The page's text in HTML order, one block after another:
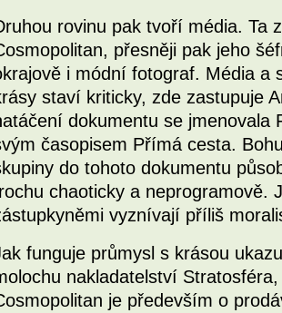
rovinu pak tvoří média. Ta
přesněji pak jeho
i módní fotograf. Média a
staví kriticky, zde zastupuje
dokumentu se jmenovala
časopisem Přímá cesta.
do tohoto dokumentu
chaoticky a neprogramově.
vyznívají příliš
funguje průmysl s krásou
nakladatelství
je především o